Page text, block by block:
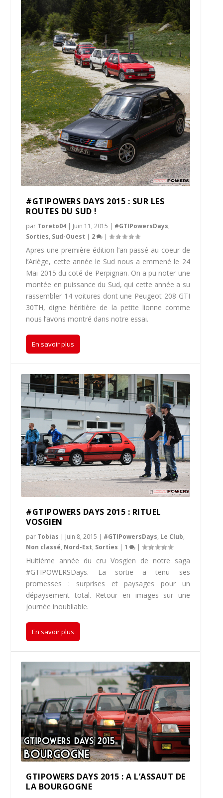
#GTIPOWERS DAYS 2015 : SUR LES
ROUTES DU SUD !
par Toreto04 | Juin 11, 2015 | #GTIPowersDays,
Sorties, Sud-Ouest | 2 |
Apres une première édition l’an passé au coeur de
l’Ariège, cette année le Sud nous a emmené le 24
Mai 2015 du coté de Perpignan. On a pu noter une
montée en puissance du Sud, qui cette année a su
rassembler 14 voitures dont une Peugeot 208 GTI
30TH, digne héritière de la petite lionne comme
nous l’avons montré dans notre essai.
En savoir plus
#GTIPOWERS DAYS 2015 : RITUEL
VOSGIEN
par Tobias | Juin 8, 2015 | #GTIPowersDays, Le Club,
Non classé, Nord-Est, Sorties |1 |
Huitième année du cru Vosgien de notre saga
#GTIPOWERSDays. La sortie a tenu ses
promesses : surprises et paysages pour un
dépaysement total. Retour en images sur une
journée inoubliable.
En savoir plus
GTIPOWERS DAYS 2015 : A L’ASSAUT DE
LA BOURGOGNE